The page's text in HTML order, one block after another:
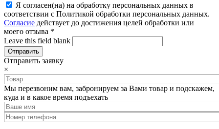
Я согласен(на) на обработку персональных данных в
соответствии с Политикой обработки персональных данных.
Согласие действует до достижения целей обработки или
моего отзыва *
Leave this field blank
Отправить заявку
×
Мы перезвоним вам, забронируем за Вами товар и подскажем,
куда и в какое время подъехать